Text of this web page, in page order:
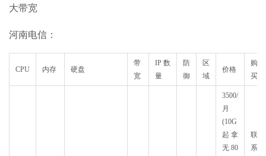
大带宽
河南电信：
CPU 内存 硬盘
带
宽
IP数
量
防
御
区
域
价格
购
买
3500/
月
(10G
起拿
无80
联
系